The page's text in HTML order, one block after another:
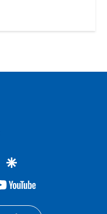
twittergoogle
youtube-